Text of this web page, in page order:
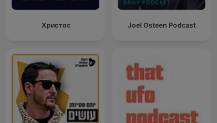
Христос Joel Osteen Podcast